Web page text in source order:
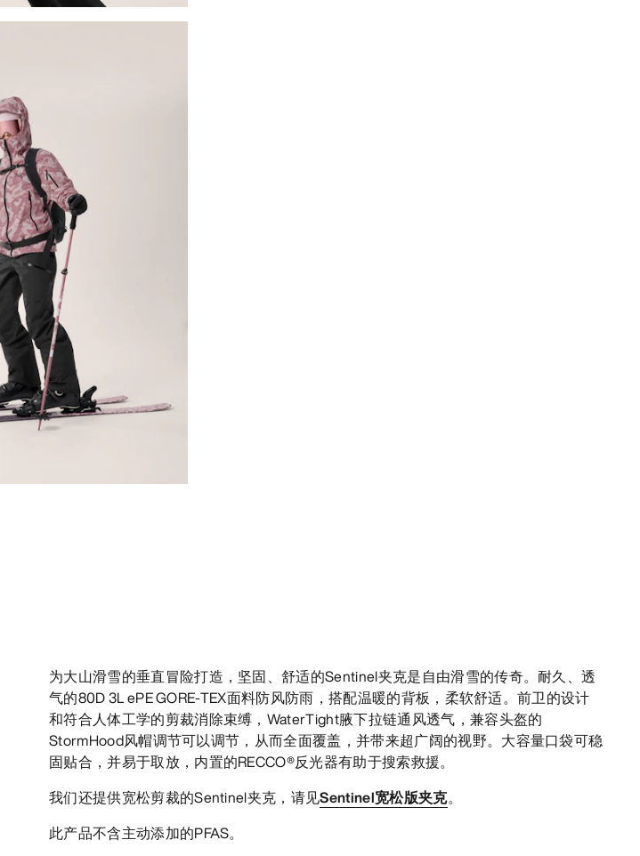
为大山滑雪的垂直冒险打造，坚固、舒适的Sentinel夹克是自由滑雪的传奇。耐久、透
气的80D 3L ePE GORE-TEX面料防风防雨，搭配温暖的背板，柔软舒适。前卫的设计
和符合人体工学的剪裁消除束缚，WaterTight腋下拉链通风透气，兼容头盔的
StormHood风帽调节可以调节，从而全面覆盖，并带来超广阔的视野。大容量口袋可稳
固贴合，并易于取放，内置的RECCO®反光器有助于搜索救援。
我们还提供宽松剪裁的Sentinel夹克，请见Sentinel宽松版夹克。
此产品不含主动添加的PFAS。